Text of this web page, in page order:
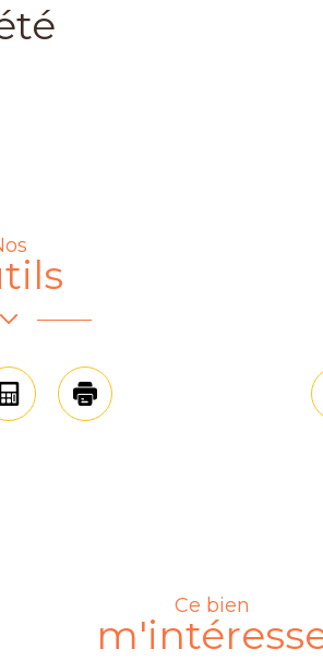
CalculatriceImprimer
Ce bien